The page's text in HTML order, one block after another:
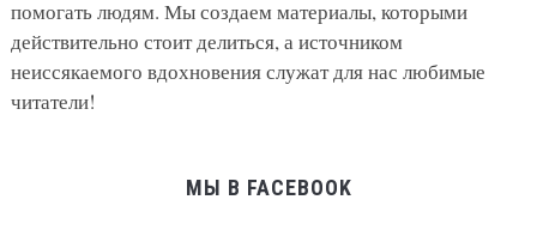
помогать людям. Мы создаем материалы, которыми
действительно стоит делиться, а источником
неиссякаемого вдохновения служат для нас любимые
читатели!
МЫ В FACEBOOK